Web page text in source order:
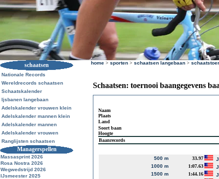
schaatsen
Nationale Records
Wereldrecords schaatsen
Schaatskalender
Ijsbanen langebaan
Adelskalender vrouwen klein
Adelskalender mannen klein
Adelskalender mannen
Adelskalender vrouwen
Ranglijsten schaatsen
Managerspellen
Massasprint 2026
Rosa Nostra 2026
Wegwedstrijd 2026
IJsmeester 2025
home > sporten > schaatsen langebaan >
Schaatsen: toernooi baangegevens
Naam
Plaats
Land
Soort baan
Hoogte
Baanrecords
500 m 33.97
1000 m
1:07.63
1500 m
1:44.16